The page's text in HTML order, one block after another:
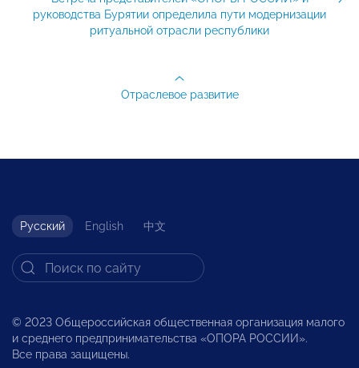
руководства Бурятии определила пути модернизации
ритуальной отрасли республики
Отраслевое развитие
Русский English 中文
© 2023 Общероссийская общественная организация малого
и среднего предпринимательства «ОПОРА РОССИИ».
Все права защищены.